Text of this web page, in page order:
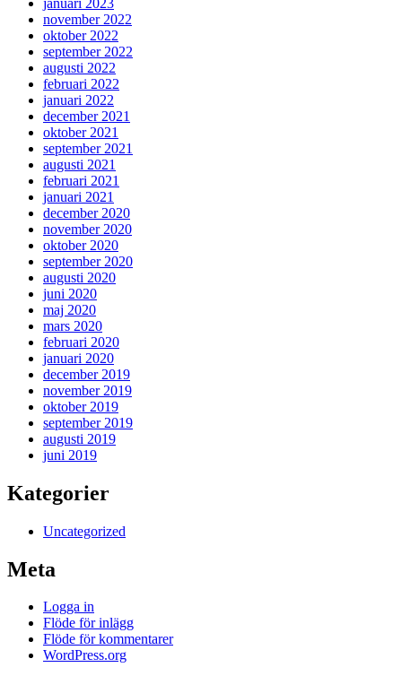
november 2022
oktober 2022
september 2022
augusti 2022
februari 2022
januari 2022
december 2021
oktober 2021
september 2021
augusti 2021
februari 2021
januari 2021
december 2020
november 2020
oktober 2020
september 2020
augusti 2020
juni 2020
maj 2020
mars 2020
februari 2020
januari 2020
december 2019
november 2019
oktober 2019
september 2019
augusti 2019
juni 2019
Kategorier
Uncategorized
Meta
Logga in
Flöde för inlägg
Flöde för kommentarer
WordPress.org